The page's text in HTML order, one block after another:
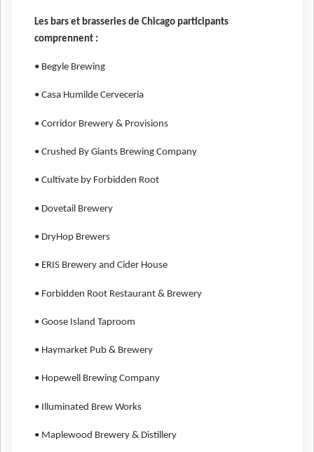
Les bars et brasseries de Chicago participants
comprennent :
• Begyle Brewing
• Casa Humilde Cerveceria
• Corridor Brewery & Provisions
• Crushed By Giants Brewing Company
• Cultivate by Forbidden Root
• Dovetail Brewery
• DryHop Brewers
• ERIS Brewery and Cider House
• Forbidden Root Restaurant & Brewery
• Goose Island Taproom
• Haymarket Pub & Brewery
• Hopewell Brewing Company
• Illuminated Brew Works
• Maplewood Brewery & Distillery